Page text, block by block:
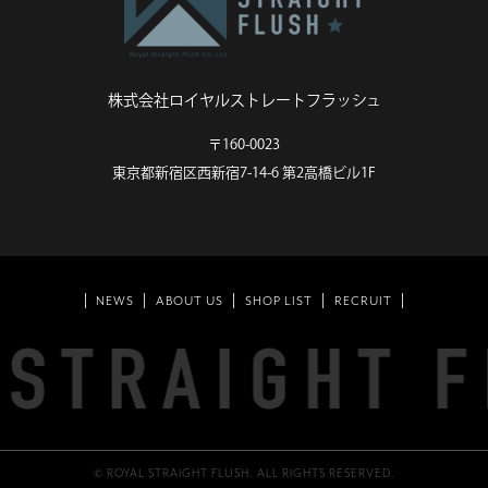
株式会社ロイヤルストレートフラッシュ
〒160-0023
東京都新宿区西新宿7-14-6 第2高橋ビル1F
NEWS ABOUT US SHOP LIST RECRUIT
© ROYAL STRAIGHT FLUSH. ALL RIGHTS RESERVED.